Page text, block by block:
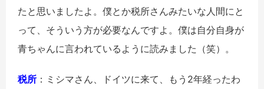
たと思いましたよ。僕とか税所さんみたいな人間にと
って、そういう方が必要なんですよ。僕は自分自身が
青ちゃんに言われているように読みました（笑）。
税所 ：ミシマさん、ドイツに来て、もう2年経ったわ